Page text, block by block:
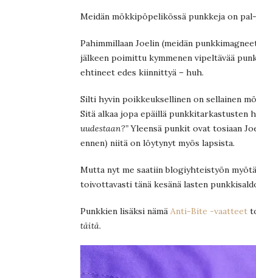
Meidän mökkipöpelikössä punkkeja on
Pahimmillaan Joelin (meidän
jälkeen poimittu kymmenen vipeltävää
ehtineet edes kiinnittyä – huh.
Silti hyvin poikkeuksellinen on sellainen
Sitä alkaa jopa epäillä punkkitarkastusten
uudestaan?”Yleensä punkit ovat tosiaan
ennen) niitä on löytynyt myös lapsista.
Mutta nyt me saatiin blogiyhteistyön myötä
toivottavasti tänä kesänä lasten
Punkkien lisäksi nämä Anti-Bite -vaatteet
täitä.